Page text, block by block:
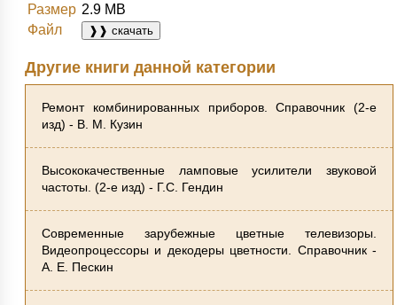
Размер 2.9 MB
Файл
❱❱ скачать
Другие книги данной категории
Ремонт комбинированных приборов. Справочник (2-е
изд) - В. М. Кузин
Высококачественные ламповые усилители звуковой
частоты. (2-е изд) - Г.С. Гендин
Современные зарубежные цветные телевизоры.
Видеопроцессоры и декодеры цветности. Справочник -
А. Е. Пескин